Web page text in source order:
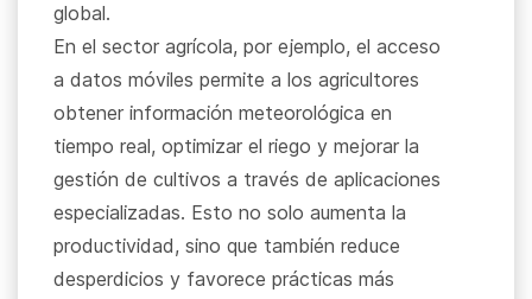
global.
En el sector agrícola, por ejemplo, el acceso
a datos móviles permite a los agricultores
obtener información meteorológica en
tiempo real, optimizar el riego y mejorar la
gestión de cultivos a través de aplicaciones
especializadas. Esto no solo aumenta la
productividad, sino que también reduce
desperdicios y favorece prácticas más